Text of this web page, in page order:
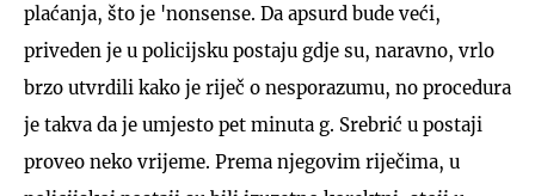
plaćanja, što je 'nonsense. Da apsurd bude veći,
priveden je u policijsku postaju gdje su, naravno, vrlo
brzo utvrdili kako je riječ o nesporazumu, no procedura
je takva da je umjesto pet minuta g. Srebrić u postaji
proveo neko vrijeme. Prema njegovim riječima, u